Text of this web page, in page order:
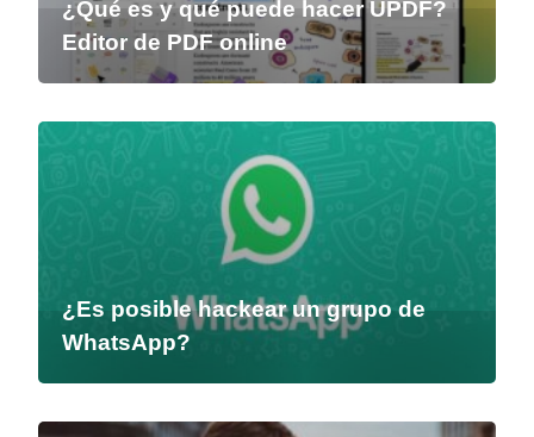
¿Qué es y qué puede hacer UPDF?
Editor de PDF online
¿Es posible hackear un grupo de
WhatsApp?